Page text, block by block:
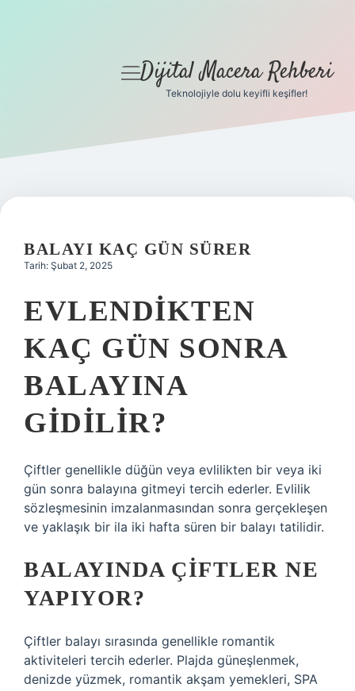
Gizlilik Politikası
Yasal Uyarı
menüyü
Dijital Macera Rehberi
Teknolojiyle dolu keyifli keşifler!
BALAYI KAÇ GÜN SÜRER
Tarih: Şubat 2, 2025
EVLENDIKTEN
KAÇ GÜN SONRA
BALAYINA
GIDILIR?
Çiftler genellikle düğün veya evlilikten bir veya iki
gün sonra balayına gitmeyi tercih ederler. Evlilik
sözleşmesinin imzalanmasından sonra gerçekleşen
ve yaklaşık bir ila iki hafta süren bir balayı tatilidir.
BALAYINDA ÇIFTLER NE
YAPIYOR?
Çiftler balayı sırasında genellikle romantik
aktiviteleri tercih ederler. Plajda güneşlenmek,
denizde yüzmek, romantik akşam yemekleri, SPA